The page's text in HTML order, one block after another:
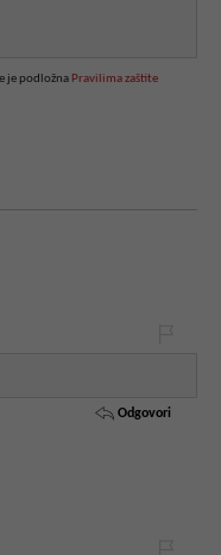
je podložna Pravilima zaštite
Odgovori